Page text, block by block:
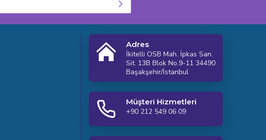
Adres
İkitelli OSB Mah. İpkas San.
Sit. 13B Blok No.9-11 34490
Başakşehir/İstanbul
Müşteri Hizmetleri
+90 212 549 06 09